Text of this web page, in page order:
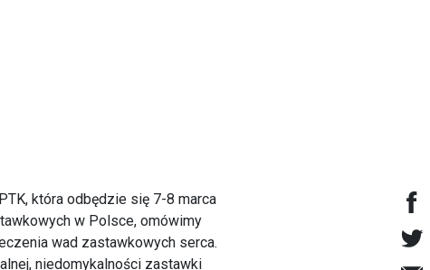
która odbędzie się 7-8 marca
w Polsce, omówimy
wad zastawkowych serca.
niedomykalności zastawki